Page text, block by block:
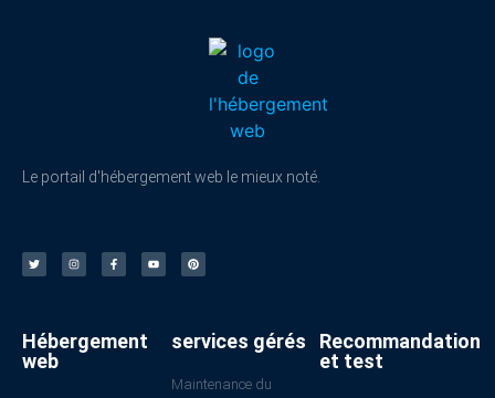
Le portail d'hébergement web le mieux noté.
Hébergement
web
services gérés
Maintenance du
Recommandation
et test